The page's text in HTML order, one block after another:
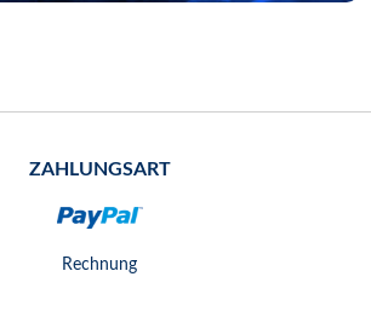
ZAHLUNGSART
Rechnung